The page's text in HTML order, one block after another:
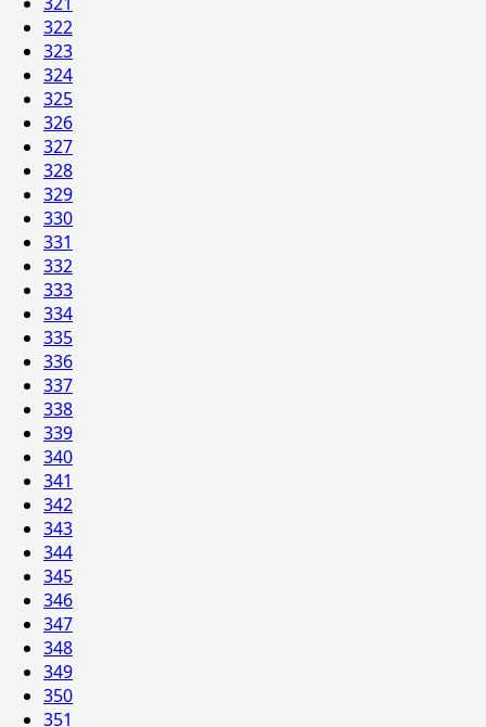
322
323
324
325
326
327
328
329
330
331
332
333
334
335
336
337
338
339
340
341
342
343
344
345
346
347
348
349
350
351